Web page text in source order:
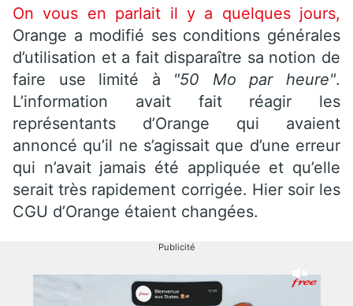
On vous en parlait il y a quelques jours,
Orange a modifié ses conditions générales
d’utilisation et a fait disparaître sa notion de
faire use limité à "50 Mo par heure".
L’information avait fait réagir les
représentants d’Orange qui avaient
annoncé qu’il ne s’agissait que d’une erreur
qui n’avait jamais été appliquée et qu’elle
serait très rapidement corrigée. Hier soir les
CGU d’Orange étaient changées.
Publicité